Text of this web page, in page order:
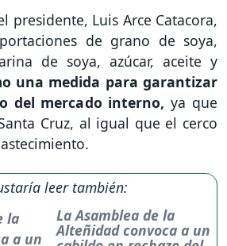
presidente, Luis Arce Catacora,
de grano de soya,
de soya, azúcar, aceite y
una medida para garantizar
del mercado interno,ya que
Cruz, al igual que el cerco
leer también:
La Asamblea de la
Alteñidad convoca a un